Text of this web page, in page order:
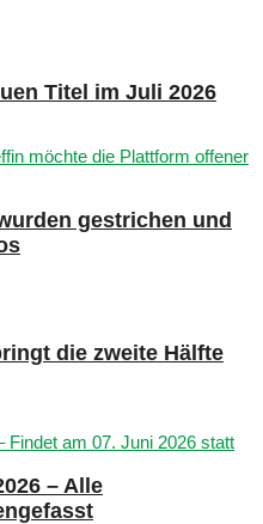
Titel im Juli 2026
gestrichen und
die zweite Hälfte
– Alle